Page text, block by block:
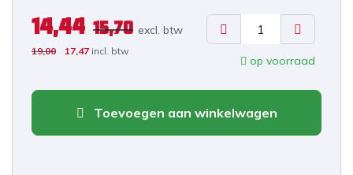
14,44 15,70 excl. btw
19,00 17,47 incl. btw
op voorraad
Toevoegen aan winkelwagen